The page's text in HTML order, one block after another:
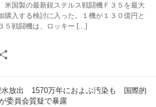
米国製の最新鋭ステルス戦闘機Ｆ３５を最大
購入する検討に入った。１機が１３０億円と
５戦闘機は、ロッキー […]
水放出 1570万年におよぶ汚染も 国際的
委員会質疑で暴露